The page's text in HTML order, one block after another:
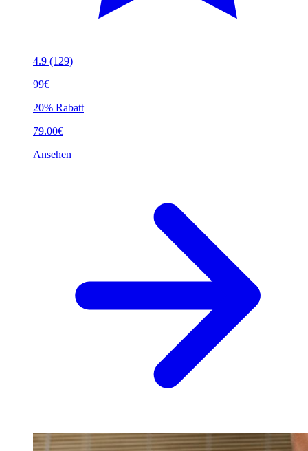
4.9 (129)
99€
20% Rabatt
79.00€
Ansehen